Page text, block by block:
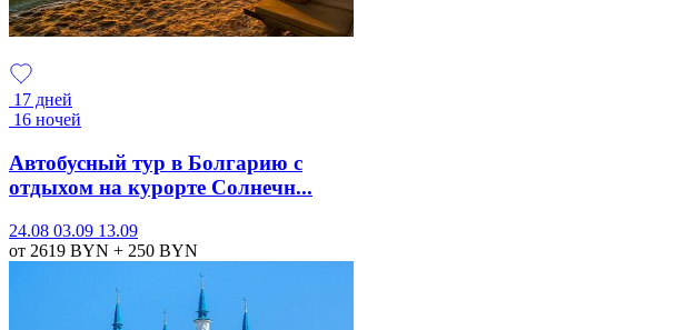
17 дней
16 ночей
Автобусный тур в Болгарию с
отдыхом на курорте Солнечн...
24.08 03.09 13.09
от 2619 BYN + 250 BYN